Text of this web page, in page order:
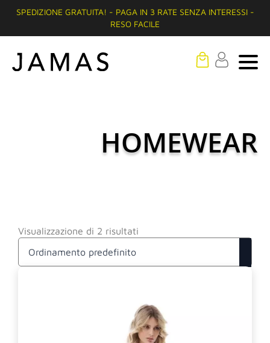
SPEDIZIONE GRATUITA! - PAGA IN 3 RATE SENZA INTERESSI -
RESO FACILE
HOMEWEAR
Visualizzazione di 2 risultati